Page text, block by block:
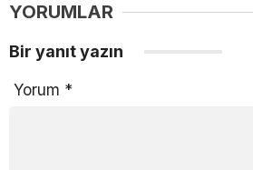
YORUMLAR
Bir yanıt yazın
Yorum *